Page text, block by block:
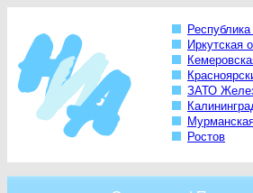
Иркутская
ЗАТО
Ростов